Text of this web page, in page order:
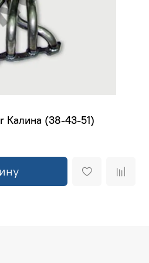
Калина (38-43-51)